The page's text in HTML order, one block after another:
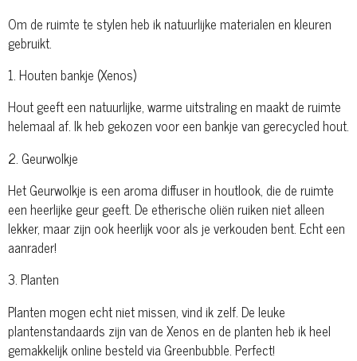
Om de ruimte te stylen heb ik natuurlijke materialen en kleuren
gebruikt.
1. Houten bankje (Xenos)
Hout geeft een natuurlijke, warme uitstraling en maakt de ruimte
helemaal af. Ik heb gekozen voor een bankje van gerecycled hout.
2. Geurwolkje
Het Geurwolkje is een aroma diffuser in houtlook, die de ruimte
een heerlijke geur geeft. De etherische oliën ruiken niet alleen
lekker, maar zijn ook heerlijk voor als je verkouden bent. Echt een
aanrader!
3. Planten
Planten mogen echt niet missen, vind ik zelf. De leuke
plantenstandaards zijn van de Xenos en de planten heb ik heel
gemakkelijk online besteld via Greenbubble. Perfect!